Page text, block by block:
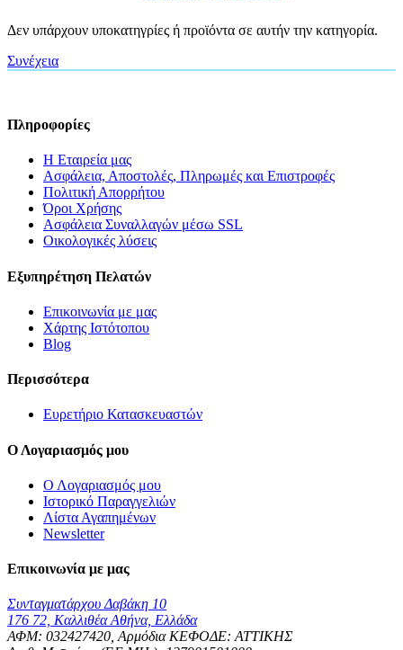
Δεν υπάρχουν υποκατηγρίες ή προϊόντα σε αυτήν την κατηγορία.
Συνέχεια
Πληροφορίες
Η Εταιρεία μας
Ασφάλεια, Αποστολές, Πληρωμές και Επιστροφές
Πολιτική Απορρήτου
Όροι Χρήσης
Ασφάλεια Συναλλαγών μέσω SSL
Οικολογικές λύσεις
Εξυπηρέτηση Πελατών
Επικοινωνία με μας
Χάρτης Ιστότοπου
Blog
Περισσότερα
Ευρετήριο Κατασκευαστών
Ο Λογαριασμός μου
Ο Λογαριασμός μου
Ιστορικό Παραγγελιών
Λίστα Αγαπημένων
Newsletter
Επικοινωνία με μας
Συνταγματάρχου Δαβάκη 10
176 72, Καλλιθέα Αθήνα, Ελλάδα
ΑΦΜ: 032427420, Αρμόδια ΚΕΦΟΔΕ: ΑΤΤΙΚΗΣ